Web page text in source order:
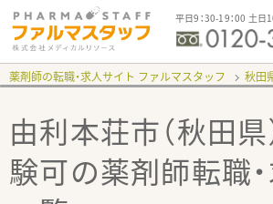
平日9：30-19：00 土日
薬剤師の転職・求人サイト ファルマスタッフ 秋田
由利本荘市（秋田県
験可の薬剤師転職